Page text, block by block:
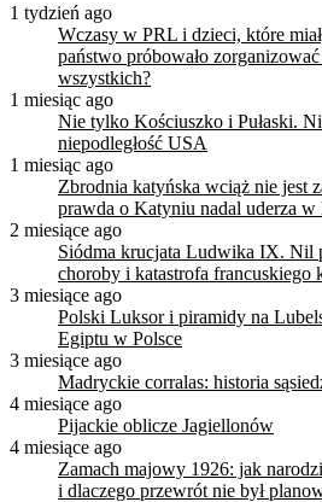
1 tydzień ago
Wczasy w PRL i dzieci, które
państwo próbowało
wszystkich?
1 miesiąc ago
Nie tylko Kościuszko i Pułaski.
niepodległość USA
1 miesiąc ago
Zbrodnia katyńska wciąż nie jest
prawda o Katyniu nadal uderza w
2 miesiące ago
Siódma krucjata Ludwika IX. Nil
choroby i katastrofa francuskiego
3 miesiące ago
Polski Luksor i piramidy na
Egiptu w Polsce
3 miesiące ago
Madryckie corralas: historia
4 miesiące ago
Pijackie oblicze Jagiellonów
4 miesiące ago
Zamach majowy 1926: jak
i dlaczego przewrót nie był